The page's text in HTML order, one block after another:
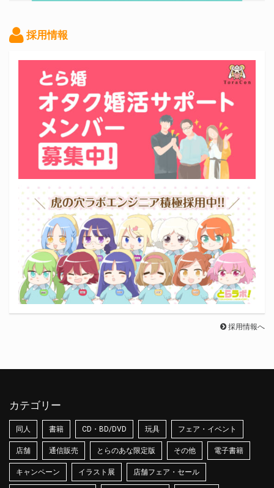
採用情報
採用情報へ
カテゴリー
同人 書籍 CD・BD/DVD 玩具 フェア・イベント
店舗 通信販売 とらのあな限定版 その他 電子書籍
キャンペーン イラスト展 店舗フェア・セール